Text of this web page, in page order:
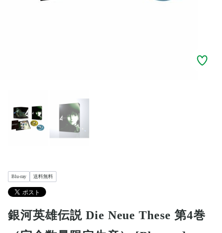
Blu-ray 送料無料
銀河英雄伝説 Die Neue These 第4巻